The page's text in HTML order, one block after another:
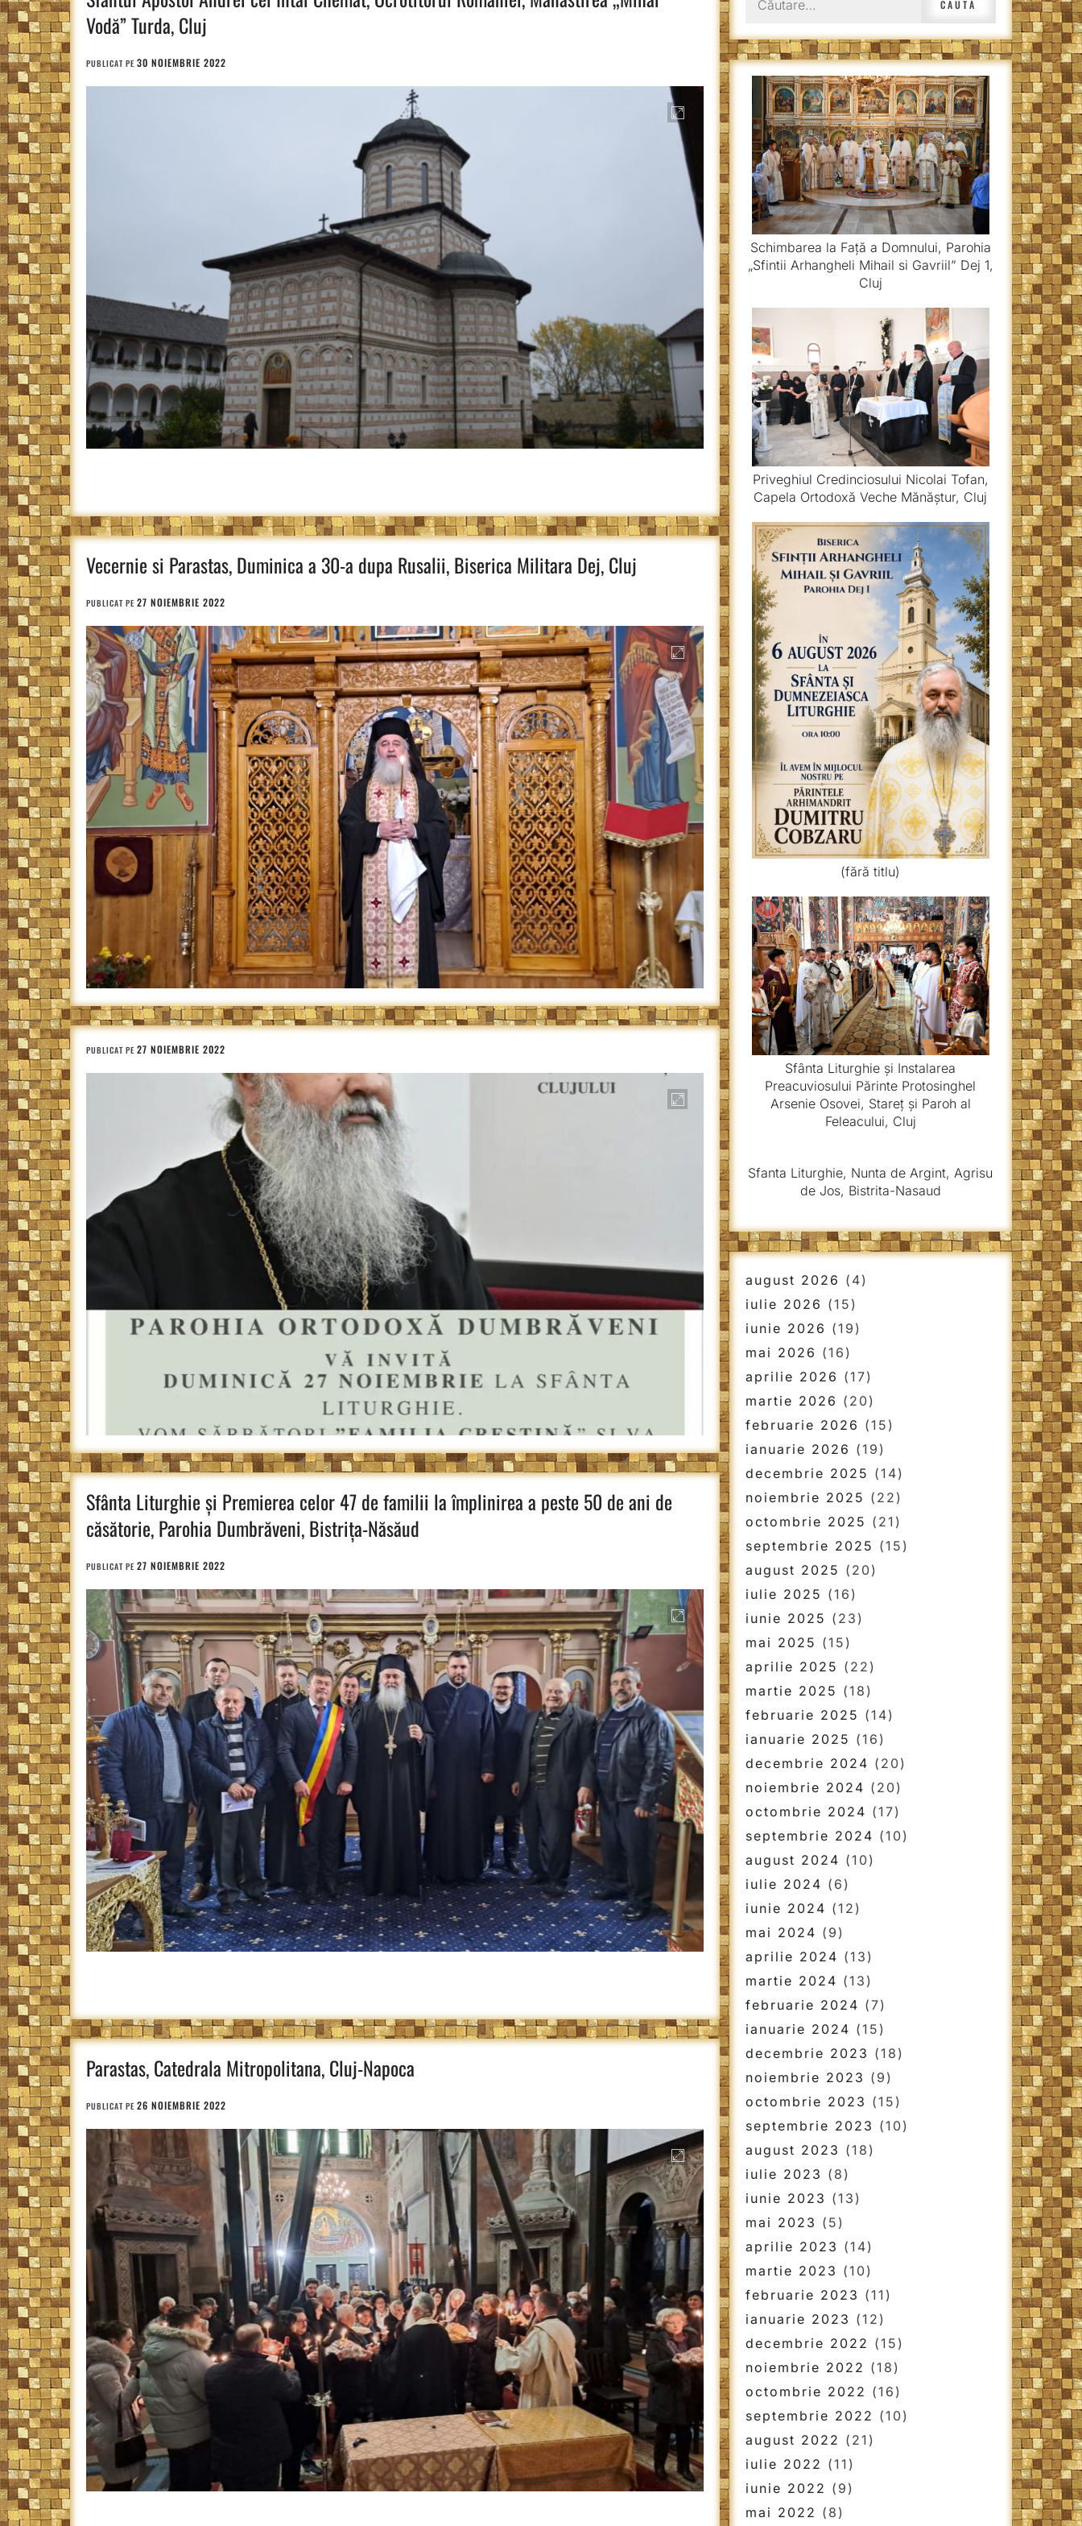
Vodă” Turda, Cluj
PUBLICAT PE 30 NOIEMBRIE 2022
Vecernie si Parastas, Duminica a 30-a dupa Rusalii, Biserica Militara Dej, Cluj
PUBLICAT PE 27 NOIEMBRIE 2022
PUBLICAT PE 27 NOIEMBRIE 2022
Sfânta Liturghie și Premierea celor 47 de familii la împlinirea a peste 50 de ani de
căsătorie, Parohia Dumbrăveni, Bistrița-Năsăud
PUBLICAT PE 27 NOIEMBRIE 2022
Parastas, Catedrala Mitropolitana, Cluj-Napoca
PUBLICAT PE 26 NOIEMBRIE 2022
după:
Schimbarea la Față a Domnului, Parohia
„Sfintii Arhangheli Mihail si Gavriil” Dej 1,
Cluj
Priveghiul Credinciosului Nicolai Tofan,
Capela Ortodoxă Veche Mănăștur, Cluj
(fără titlu)
Sfânta Liturghie și Instalarea
Preacuviosului Părinte Protosinghel
Arsenie Osovei, Stareț și Paroh al
Feleacului, Cluj
Sfanta Liturghie, Nunta de Argint, Agrisu
de Jos, Bistrita-Nasaud
august 2026 (4)
iulie 2026 (15)
iunie 2026 (19)
mai 2026 (16)
aprilie 2026 (17)
martie 2026 (20)
februarie 2026 (15)
ianuarie 2026 (19)
decembrie 2025 (14)
noiembrie 2025 (22)
octombrie 2025 (21)
septembrie 2025 (15)
august 2025 (20)
iulie 2025 (16)
iunie 2025 (23)
mai 2025 (15)
aprilie 2025 (22)
martie 2025 (18)
februarie 2025 (14)
ianuarie 2025 (16)
decembrie 2024 (20)
noiembrie 2024 (20)
octombrie 2024 (17)
septembrie 2024 (10)
august 2024 (10)
iulie 2024 (6)
iunie 2024 (12)
mai 2024 (9)
aprilie 2024 (13)
martie 2024 (13)
februarie 2024 (7)
ianuarie 2024 (15)
decembrie 2023 (18)
noiembrie 2023 (9)
octombrie 2023 (15)
septembrie 2023 (10)
august 2023 (18)
iulie 2023 (8)
iunie 2023 (13)
mai 2023 (5)
aprilie 2023 (14)
martie 2023 (10)
februarie 2023 (11)
ianuarie 2023 (12)
decembrie 2022 (15)
noiembrie 2022 (18)
octombrie 2022 (16)
septembrie 2022 (10)
august 2022 (21)
iulie 2022 (11)
iunie 2022 (9)
mai 2022 (8)